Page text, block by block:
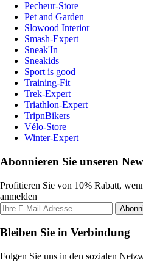
Pecheur-Store
Pet and Garden
Slowood Interior
Smash-Expert
Sneak'In
Sneakids
Sport is good
Training-Fit
Trek-Expert
Triathlon-Expert
TripnBikers
Vélo-Store
Winter-Expert
Abonnieren Sie unseren
Profitieren Sie von 10% Rabatt,
anmelden
Bleiben Sie in Verbindung
Folgen Sie uns in den sozialen